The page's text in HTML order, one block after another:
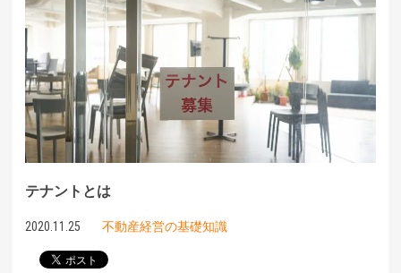
テナントとは
2020.11.25 不動産経営の基礎知識